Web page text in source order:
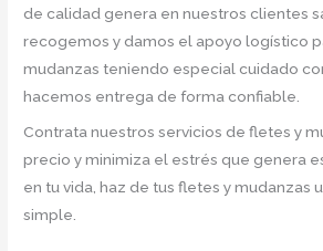
de calidad genera en nuestros clientes
recogemos y damos el apoyo logístico
mudanzas teniendo especial cuidado
hacemos entrega de forma confiable.
Contrata nuestros servicios de fletes y
precio y minimiza el estrés que genera
en tu vida, haz de tus fletes y mudanzas
simple.